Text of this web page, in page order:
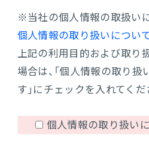
※当社の個人情報の取扱いに
個人情報の取り扱いについて
上記の利用目的および取り
場合は、「個人情報の取り
す」にチェックを入れてくだ
個人情報の取り扱い